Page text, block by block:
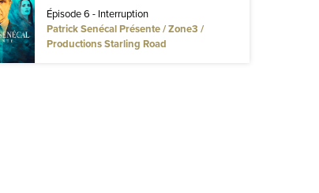
Épisode 6 - Interruption
Patrick Senécal Présente / Zone3 /
Productions Starling Road